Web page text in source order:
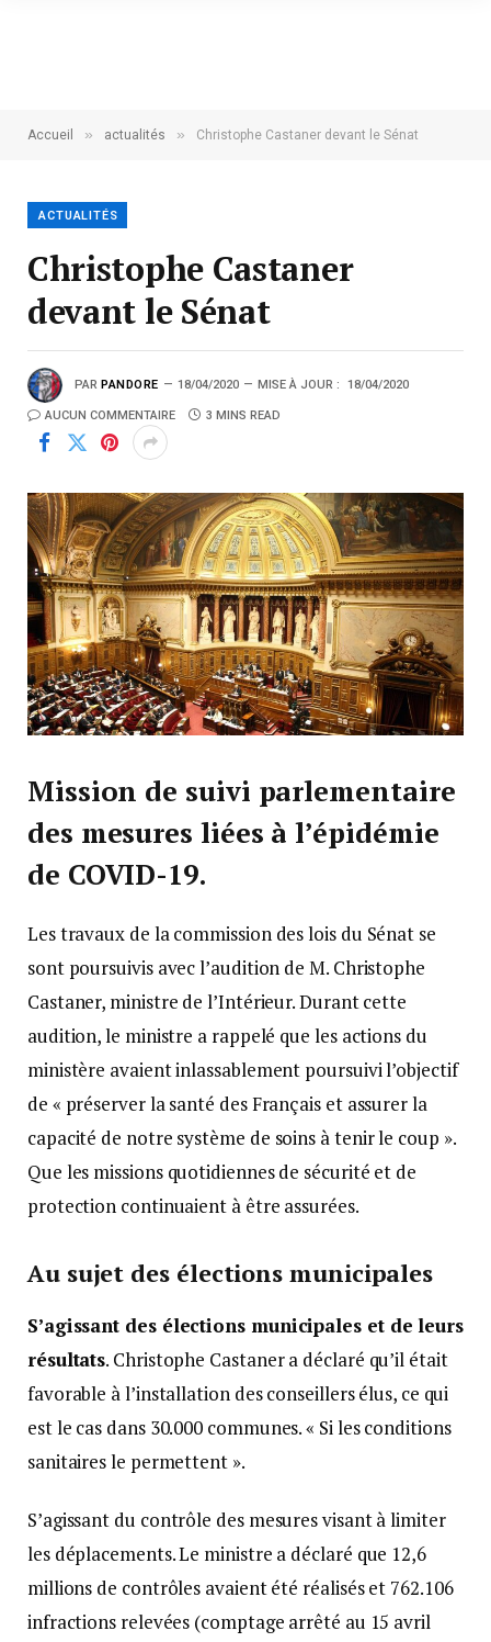
Accueil » actualités » Christophe Castaner devant le Sénat
ACTUALITÉS
Christophe Castaner
devant le Sénat
PAR PANDORE 18/04/2020 MISE À JOUR : 18/04/2020
AUCUN COMMENTAIRE 3 MINS READ
Mission de suivi parlementaire
des mesures liées à l’épidémie
de COVID-19.
Les travaux de la commission des lois du Sénat se
sont poursuivis avec l’audition de M. Christophe
Castaner, ministre de l’Intérieur. Durant cette
audition, le ministre a rappelé que les actions du
ministère avaient inlassablement poursuivi l’objectif
de « préserver la santé des Français et assurer la
capacité de notre système de soins à tenir le coup ».
Que les missions quotidiennes de sécurité et de
protection continuaient à être assurées.
Au sujet des élections municipales
S’agissant des élections municipales et de leurs
résultats. Christophe Castaner a déclaré qu’il était
favorable à l’installation des conseillers élus, ce qui
est le cas dans 30.000 communes. « Si les conditions
sanitaires le permettent ».
S’agissant du contrôle des mesures visant à limiter
les déplacements. Le ministre a déclaré que 12,6
millions de contrôles avaient été réalisés et 762.106
infractions relevées (comptage arrêté au 15 avril